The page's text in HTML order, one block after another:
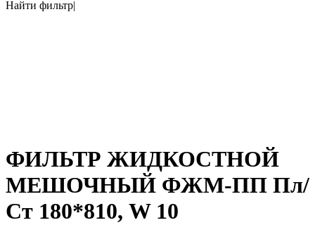
Найти фильтр|
ФИЛЬТР ЖИДКОСТНОЙ
МЕШОЧНЫЙ ФЖМ-ПП Пл/
Ст 180*810, W 10